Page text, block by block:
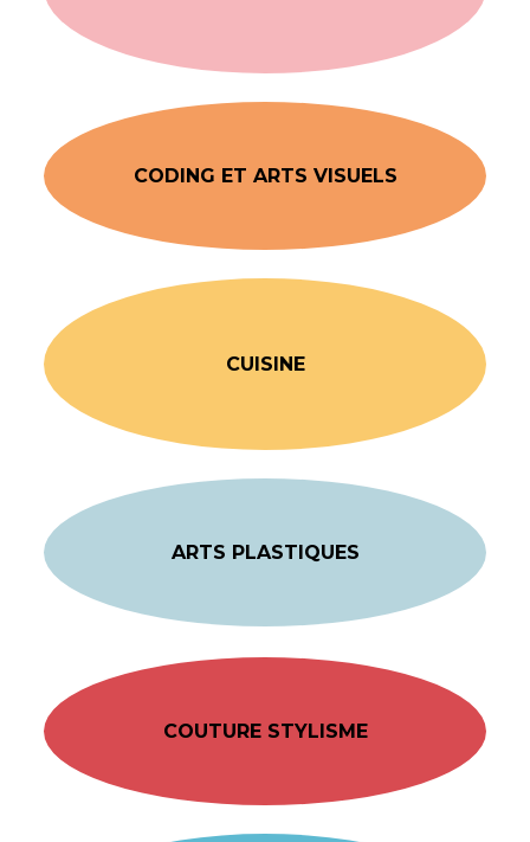
CODING ET ARTS VISUELS
CUISINE
ARTS PLASTIQUES
COUTURE STYLISME